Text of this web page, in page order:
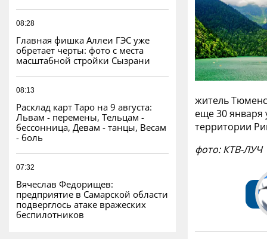
08:28
Главная фишка Аллеи ГЭС уже
обретает черты: фото с места
масштабной стройки Сызрани
08:13
Расклад карт Таро на 9 августа:
Львам - перемены, Тельцам -
бессонница, Девам - танцы, Весам
- боль
07:32
Вячеслав Федорищев:
предприятие в Самарской области
подверглось атаке вражеских
беспилотников
житель
еще 30 января
территории
фото: КТВ-ЛУЧ